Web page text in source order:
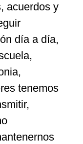
acuerdos y
día a día,
tenemos